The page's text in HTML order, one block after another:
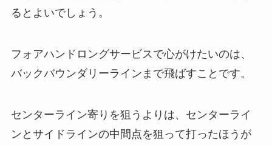
るとよいでしょう。
フォアハンドロングサービスで心がけたいのは、
バックバウンダリーラインまで飛ばすことです。
センターライン寄りを狙うよりは、センターライ
ンとサイドラインの中間点を狙って打ったほうが